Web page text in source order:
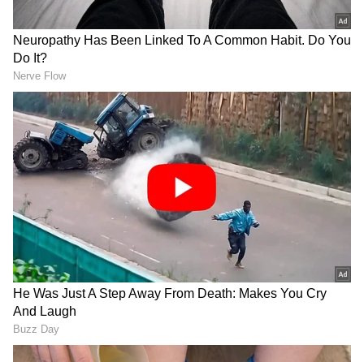
వైఎస్ రాజశేఖర్ రెడ్డి అంటే చాలామందికి విశ్వాసనీయమైన
నేత. ఎంతోమందిని ఆదుకున్న నాయకుడు. వారు జీవితంలో
స్థిరపడడానికి కావాల్సిన సహాయం చేసిన ఆపన్నహస్తుడు.
మరెంతో మందికి ప్రేమైక మూర్తి. అది ఇప్పుడు తాజాగా
తెలంగాణలో రెండో ముఖ్యమంత్రి ప్రమాణ స్వీకారోత్సవ వేళ
వెలుగు చూడడం విశేషం.
కాసేపట్లో ఉపముఖ్యమంత్రిగా ప్రమాణ స్వీకారోత్సవానికి
వెడుతూ కూడా ఆ దివంగత నేతకు వినమ్రంగా నివాళులు
అర్పించి, పూజలు చేసి వెళ్లడం ఆయనకు వైఎస్సార్ మీద
DOWNLOAD APP